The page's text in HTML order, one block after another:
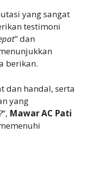
yang sangat
testimoni
” dan
berikan.
dan handal, serta
yang
“, Mawar AC Pati